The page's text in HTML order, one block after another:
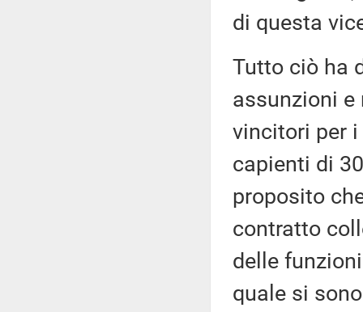
di questa
Tutto ciò ha
assunzioni e
vincitori per
capienti di
proposito
contratto
delle
quale si